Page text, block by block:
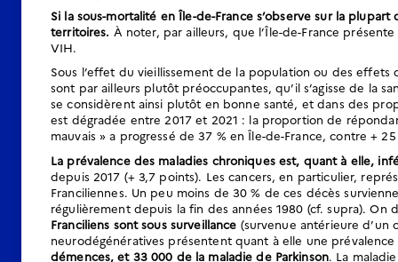
Si la sous-mortalité en Île-de-France s’observe sur la
territoires. À noter, par ailleurs, que l’Île-de-France
VIH.
Sous l’effet du vieillissement de la population ou des
sont par ailleurs plutôt préoccupantes, qu’il s’agisse de la
se considèrent ainsi plutôt en bonne santé, et dans des
est dégradée entre 2017 et 2021 : la proportion de
mauvais » a progressé de 37 % en Île-de-France, contre +
La prévalence des maladies chroniques est, quant à elle,
depuis 2017 (+ 3,7 points). Les cancers, en particulier,
Franciliennes. Un peu moins de 30 % de ces décès
régulièrement depuis la fin des années 1980 (cf. supra).
Franciliens sont sous surveillance (survenue antérieure d’un
neurodégénératives présentent quant à elle une
démences, et 33 000 de la maladie de Parkinson. La